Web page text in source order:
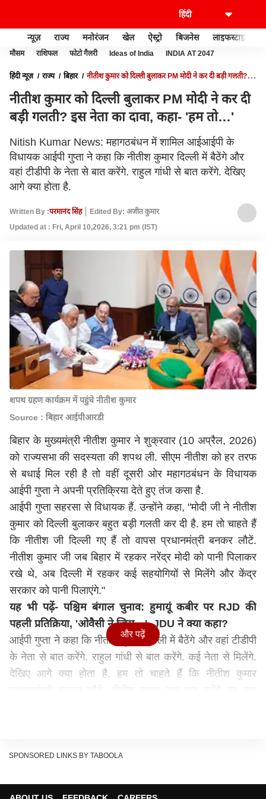
न्यूज़ राज्य मनोरंजन खेल ऐस्ट्रो बिजनेस लाइफस्टाइल
मौसम राशिफल फोटो गैलरी Ideas of India INDIA AT 2047
हिंदी न्यूज़ राज्य बिहार
नीतीश कुमार को दिल्ली बुलाकर PM मोदी ने कर दी बड़ी गलती?
नीतीश कुमार को दिल्ली बुलाकर PM मोदी ने कर दी
बड़ी गलती? इस नेता का दावा, कहा- 'हम तो…'
Nitish Kumar News: महागठबंधन में शामिल आईआईपी के
विधायक आईपी गुप्ता ने कहा कि नीतीश कुमार दिल्ली में बैठेंगे और
वहां टीडीपी के नेता से बात करेंगे. राहुल गांधी से बात करेंगे. देखिए
आगे क्या होता है.
Written By :परमानंद सिंह
Edited By: अजीत कुमार
Updated at : Fri, April 10,2026, 3:21 pm (IST)
शपथ ग्रहण कार्यक्रम में पहुंचे नीतीश कुमार
Source : बिहार आईपीआरडी
बिहार के मुख्यमंत्री नीतीश कुमार ने शुक्रवार (10 अप्रैल, 2026)
को राज्यसभा की सदस्यता की शपथ ली. सीएम नीतीश को हर तरफ
से बधाई मिल रही है तो वहीं दूसरी ओर महागठबंधन के विधायक
आईपी गुप्ता ने अपनी प्रतिक्रिया देते हुए तंज कसा है.
आईपी गुप्ता सहरसा से विधायक हैं. उन्होंने कहा, "मोदी जी ने नीतीश
कुमार को दिल्ली बुलाकर बहुत बड़ी गलती कर दी है. हम तो चाहते हैं
कि नीतीश जी दिल्ली गए हैं तो वापस प्रधानमंत्री बनकर लौटें.
नीतीश कुमार जी जब बिहार में रहकरनरेंद्र मोदीको पानी पिलाकर
रखे थे, अब दिल्ली में रहकर कई सहयोगियों से मिलेंगे और केंद्र
सरकार को पानी पिलाएंगे."
यह भी पढ़ें- पश्चिम बंगाल चुनाव: हुमायूं कबीर पर RJD की
पहली प्रतिक्रिया, 'ओवैसी ने जिस…', JDU ने क्या कहा?
आईपी गुप्ता ने कहा कि नीतीश कुमार दिल्ली में बैठेंगे और वहां टीडीपी
के नेता से बात करेंगे. राहुल गांधी से बात करेंगे. कई नेता से मिलेंगे.
देखिए आगे क्या होता है. हम तो चाहते हैं कि नीतीश कुमार
दिवस 12 अप्रैल को बापू सभागार में मनाने जा रहे हैं. इसके बारे में
कार्यक्रम को लेकर कहा कि हजारों की संख्या में बिहार-यूपी और
और पढ़ें
SPONSORED LINKS BY TABOOLA